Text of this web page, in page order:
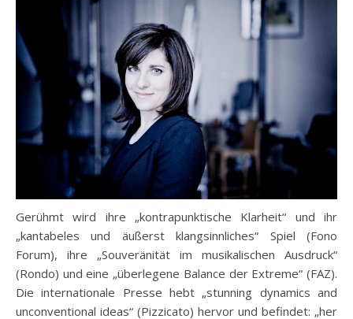
Gerühmt wird ihre „kontrapunktische Klarheit“ und ihr
„kantabeles und äußerst klangsinnliches“ Spiel (Fono
Forum), ihre „Souveränität im musikalischen Ausdruck“
(Rondo) und eine „überlegene Balance der Extreme“ (FAZ).
Die internationale Presse hebt „stunning dynamics and
unconventional ideas“ (Pizzicato) hervor und befindet: „her